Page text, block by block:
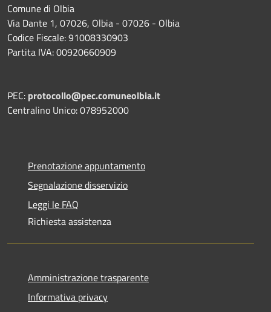
Comune di Olbia
Via Dante 1, 07026, Olbia - 07026 - Olbia
Codice Fiscale: 91008330903
Partita IVA: 00920660909
PEC: protocollo@pec.comuneolbia.it
Centralino Unico: 078952000
Prenotazione appuntamento
Segnalazione disservizio
Leggi le FAQ
Richiesta assistenza
Amministrazione trasparente
Informativa privacy